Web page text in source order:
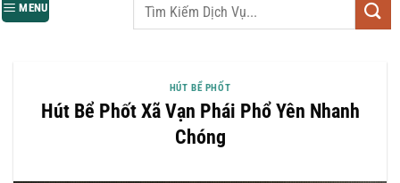
MENU
HÚT BỂ PHỐT
Hút Bể Phốt Xã Vạn Phái Phổ Yên Nhanh
Chóng